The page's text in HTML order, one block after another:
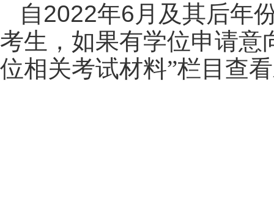
自2022年6 月及其后年
考生，如果有学位申请意
位相关考试材料”栏目查